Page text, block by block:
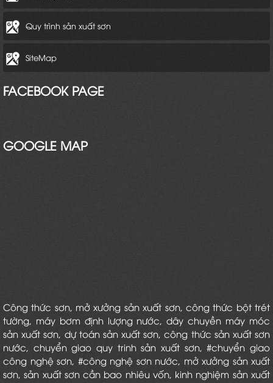
Quy trình sản xuất sơn
SiteMap
FACEBOOK PAGE
GOOGLE MAP
Công thức sơn, mở xưởng sản xuất sơn, công thức bột trét
tường
máy bơm định lượng nước ,dây chuyền máy móc
sản xuất sơn dự toán sản xuất sơn ,công thức sản xuất sơn
nước , chuyển giao quy trinh sản xuất sơn,#chuyển giao
công nghệ sơn #công nghệ sơn nước mở xưởng sản xuất
sơn ,sản xuất sơn cần bao nhiêu vốn, kinh nghiệm sản xuất